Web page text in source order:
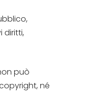
diritti,
può
né